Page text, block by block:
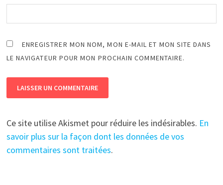
ENREGISTRER MON NOM, MON E-MAIL ET MON SITE DANS
LE NAVIGATEUR POUR MON PROCHAIN COMMENTAIRE.
Ce site utilise Akismet pour réduire les indésirables. En
savoir plus sur la façon dont les données de vos
commentaires sont traitées.